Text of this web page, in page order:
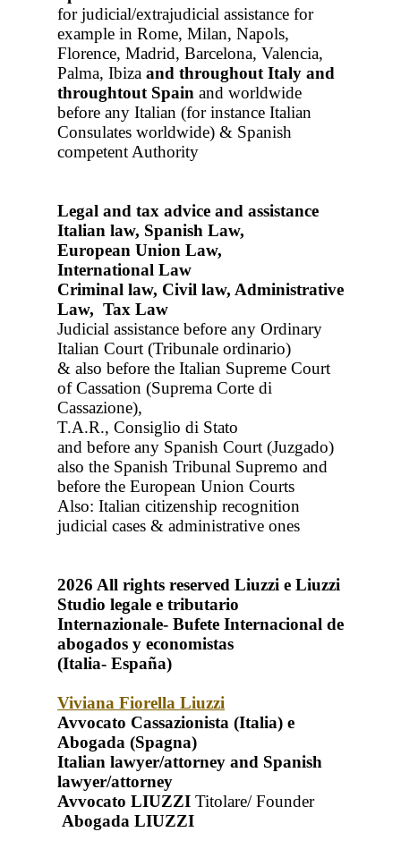
for judicial/extrajudicial assistance for
example in Rome, Milan, Napols,
Florence, Madrid, Barcelona, Valencia,
Palma, Ibiza and throughout Italy and
throughtout Spain and worldwide
before any Italian (for instance Italian
Consulates worldwide) & Spanish
competent Authority
Legal and tax advice and assistance
Italian law, Spanish Law,
European Union Law,
International Law
Criminal law, Civil law, Administrative
Law, Tax Law
Judicial assistance before any Ordinary
Italian Court (Tribunale ordinario)
& also before the Italian Supreme Court
of Cassation (Suprema Corte di
Cassazione),
T.A.R., Consiglio di Stato
and before any Spanish Court (Juzgado)
also the Spanish Tribunal Supremo and
before the European Union Courts
Also: Italian citizenship recognition
judicial cases & administrative ones
2026 All rights reserved Liuzzi e Liuzzi
Studio legale e tributario
Internazionale- Bufete Internacional de
abogados y economistas
(Italia- España)
Viviana Fiorella Liuzzi
Avvocato Cassazionista (Italia) e
Abogada (Spagna)
Italian lawyer/attorney and Spanish
lawyer/attorney
Avvocato LIUZZI Titolare/ Founder
Abogada LIUZZI